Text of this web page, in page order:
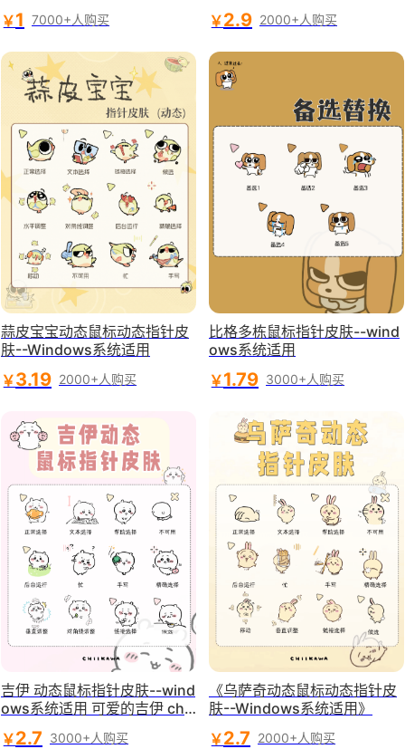
￥1 7000+人购买 ￥2.9 2000+人购买
蒜皮宝宝动态鼠标动态指针皮
肤--Windows系统适用
￥3.19 2000+人购买
比格多栋鼠标指针皮肤--wind
ows系统适用
￥1.79 3000+人购买
吉伊 动态鼠标指针皮肤--wind
ows系统适用 可爱的吉伊 chii
￥2.7 3000+人购买
《乌萨奇动态鼠标动态指针皮
肤--Windows系统适用》
￥2.7 2000+人购买